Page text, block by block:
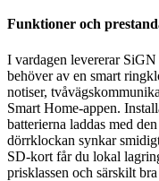
Funktioner och
I vardagen levererar
behöver av en smart
notiser,
Smart Home-appen.
batterierna laddas med
dörrklockan synkar
SD-kort får du lokal
prisklassen och särskilt